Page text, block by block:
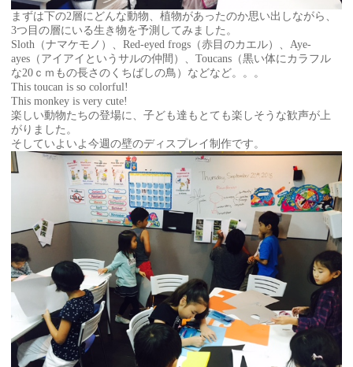
まずは下の2層にどんな動物、植物があったのか思い出しながら、
3つ目の層にいる生き物を予測してみました。
Sloth（ナマケモノ）、Red-eyed frogs（赤目のカエル）、Aye-
ayes（アイアイというサルの仲間）、Toucans（黒い体にカラフル
な20ｃｍもの長さのくちばしの鳥）などなど。。。
This toucan is so colorful!
This monkey is very cute!
楽しい動物たちの登場に、子ども達もとても楽しそうな歓声が上
がりました。
そしていよいよ今週の壁のディスプレイ制作です。